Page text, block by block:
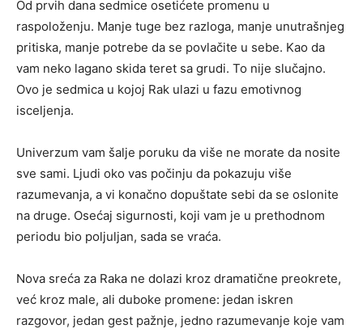
Od prvih dana sedmice osetićete promenu u
raspoloženju. Manje tuge bez razloga, manje unutrašnjeg
pritiska, manje potrebe da se povlačite u sebe. Kao da
vam neko lagano skida teret sa grudi. To nije slučajno.
Ovo je sedmica u kojoj Rak ulazi u fazu emotivnog
isceljenja.
Univerzum vam šalje poruku da više ne morate da nosite
sve sami. Ljudi oko vas počinju da pokazuju više
razumevanja, a vi konačno dopuštate sebi da se oslonite
na druge. Osećaj sigurnosti, koji vam je u prethodnom
periodu bio poljuljan, sada se vraća.
Nova sreća za Raka ne dolazi kroz dramatične preokrete,
već kroz male, ali duboke promene: jedan iskren
razgovor, jedan gest pažnje, jedno razumevanje koje vam